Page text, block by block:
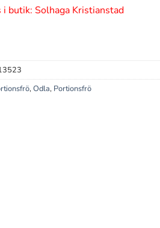
i butik: Solhaga Kristianstad
,Odla, Portionsfrö